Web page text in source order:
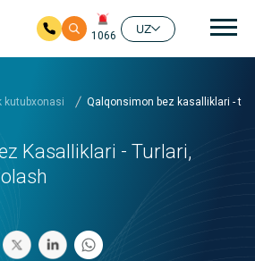
1066
UZ
kutubxonasi Qalqonsimon bez kasalliklari -
Kasalliklari - Turlari,